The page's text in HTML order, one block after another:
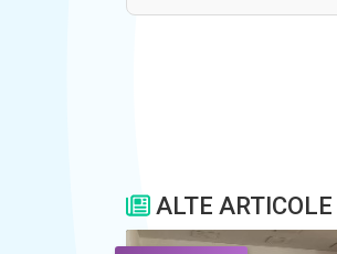
ALTE